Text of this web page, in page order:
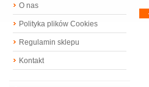
O nas
Polityka plików Cookies
Regulamin sklepu
Kontakt